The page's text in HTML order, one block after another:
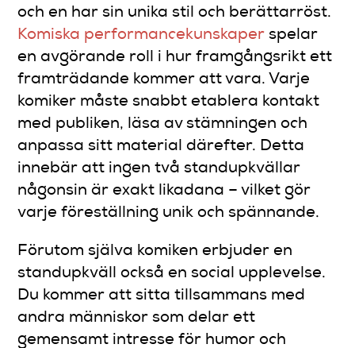
och en har sin unika stil och berättarröst.
Komiska performancekunskaper spelar
en avgörande roll i hur framgångsrikt ett
framträdande kommer att vara. Varje
komiker måste snabbt etablera kontakt
med publiken, läsa av stämningen och
anpassa sitt material därefter. Detta
innebär att ingen två standupkvällar
någonsin är exakt likadana – vilket gör
varje föreställning unik och spännande.
Förutom själva komiken erbjuder en
standupkväll också en social upplevelse.
Du kommer att sitta tillsammans med
andra människor som delar ett
gemensamt intresse för humor och